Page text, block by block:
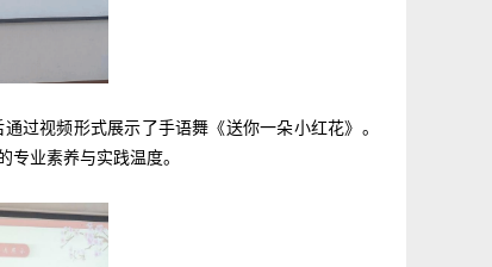
过视频形式展示了手语舞《送你一朵小红花》。
业素养与实践温度。